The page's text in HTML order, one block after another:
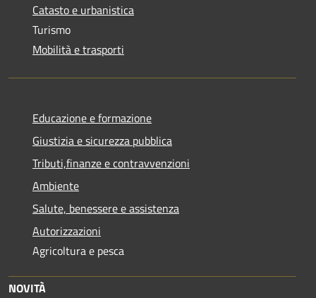
Catasto e urbanistica
Turismo
Mobilità e trasporti
Educazione e formazione
Giustizia e sicurezza pubblica
Tributi,finanze e contravvenzioni
Ambiente
Salute, benessere e assistenza
Autorizzazioni
Agricoltura e pesca
NOVITÀ